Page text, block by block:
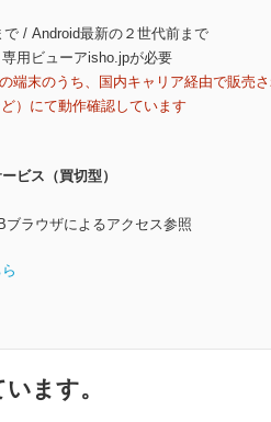
/ Android最新の２世代前まで
用ビューアisho.jpが必要
端末のうち、国内キャリア経由で販売
）にて動作確認しています
ビス（買切型）
ラウザによるアクセス参照
ます。